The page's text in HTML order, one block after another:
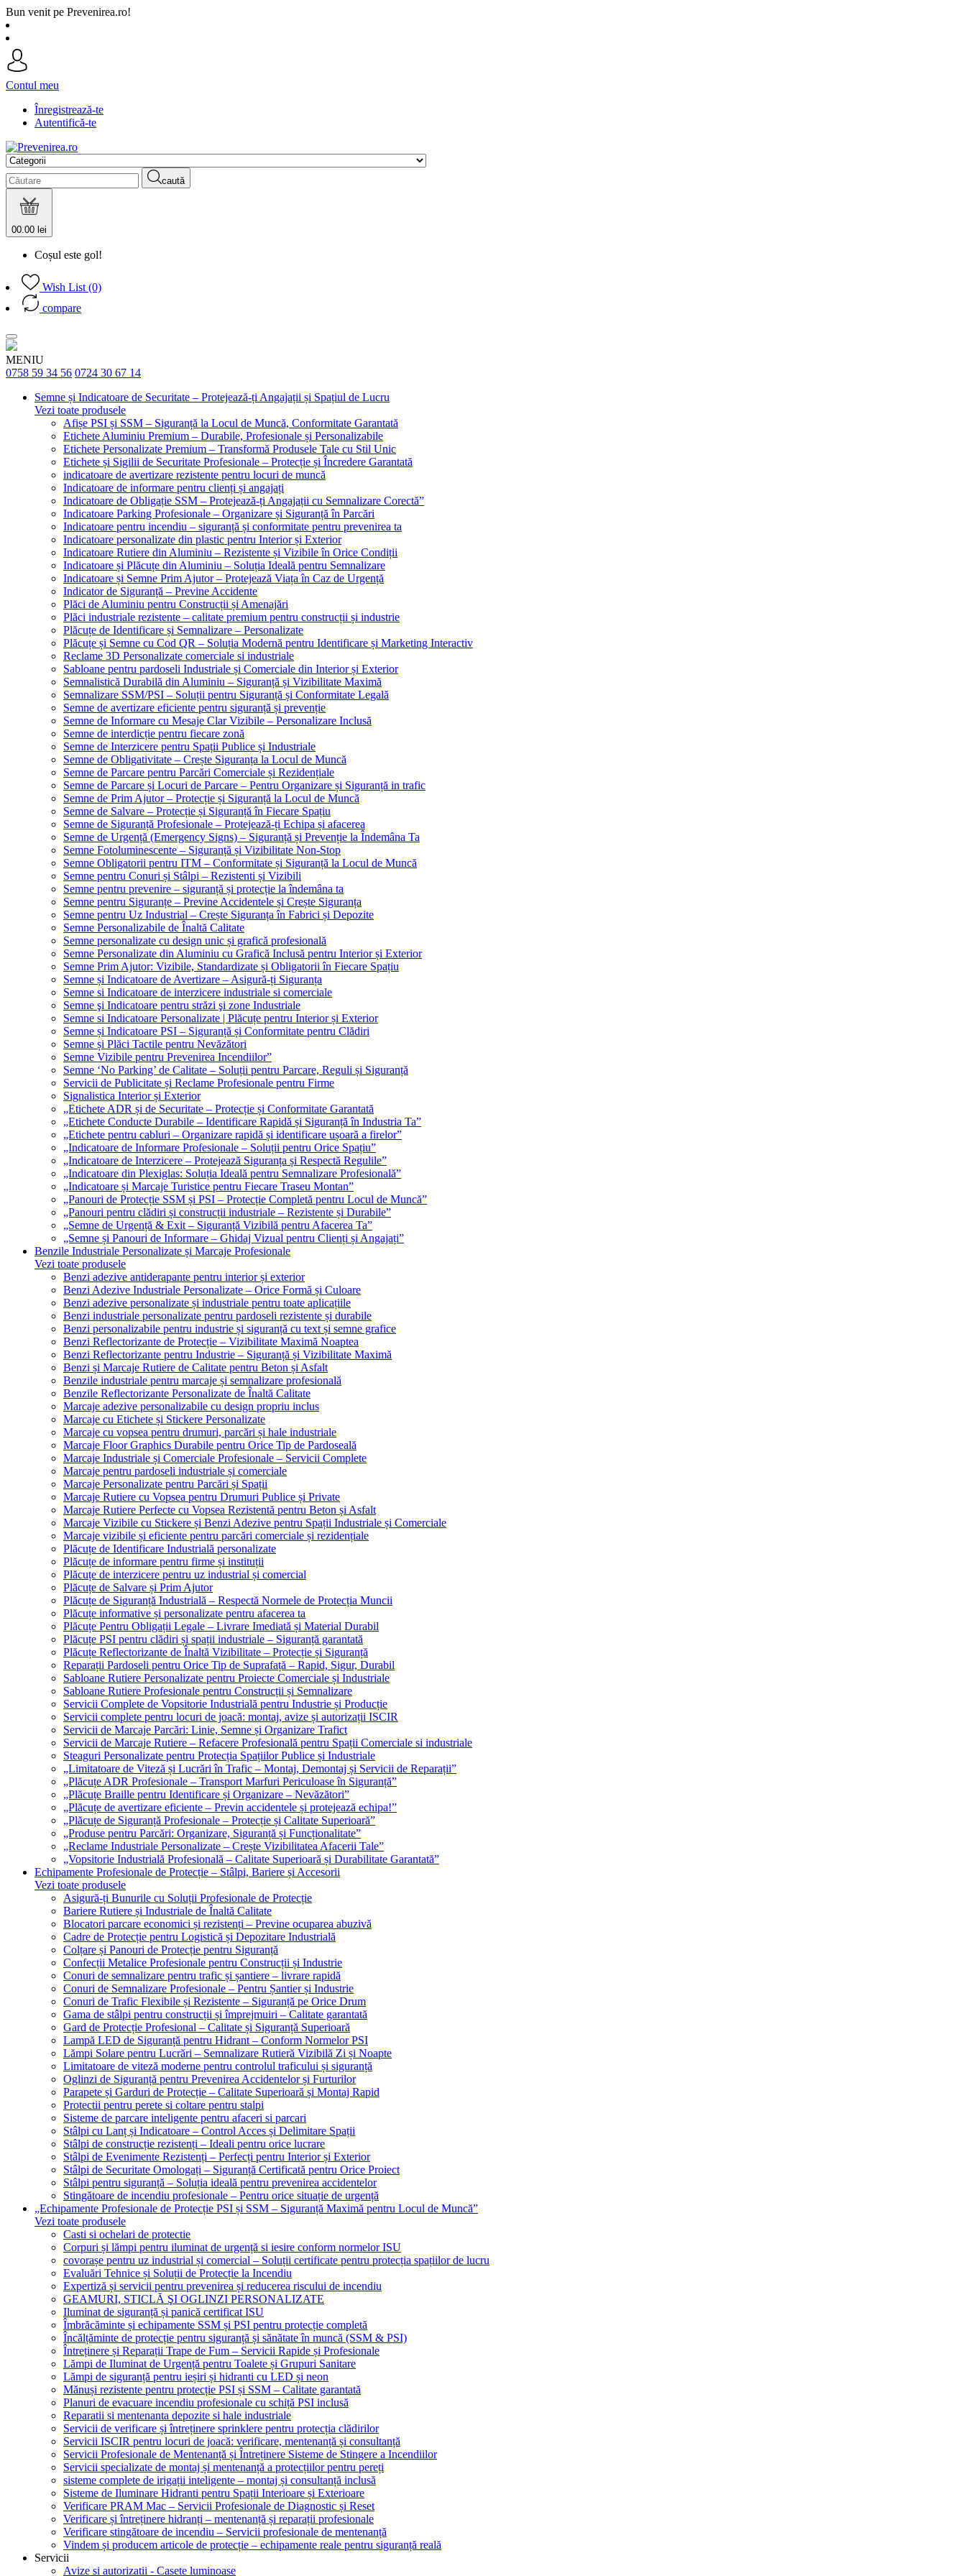
Bun venit pe Prevenirea.ro!
Contul meu
Înregistrează-te
Autentifică-te
caută
00.00 lei
Coșul este gol!
Wish List (0)
compare
MENIU
0758 59 34 56 0724 30 67 14
Semne și Indicatoare de Securitate – Protejează-ți Angajații și Spațiul de Lucru
Vezi toate produsele
Afișe PSI și SSM – Siguranță la Locul de Muncă, Conformitate Garantată
Etichete Aluminiu Premium – Durabile, Profesionale și Personalizabile
Etichete Personalizate Premium – Transformă Produsele Tale cu Stil Unic
Etichete și Sigilii de Securitate Profesionale – Protecție și Încredere Garantată
indicatoare de avertizare rezistente pentru locuri de muncă
Indicatoare de informare pentru clienți și angajați
Indicatoare de Obligație SSM – Protejează-ți Angajații cu Semnalizare Corectă”
Indicatoare Parking Profesionale – Organizare și Siguranță în Parcări
Indicatoare pentru incendiu – siguranță și conformitate pentru prevenirea ta
Indicatoare personalizate din plastic pentru Interior și Exterior
Indicatoare Rutiere din Aluminiu – Rezistente și Vizibile în Orice Condiții
Indicatoare și Plăcuțe din Aluminiu – Soluția Ideală pentru Semnalizare
Indicatoare și Semne Prim Ajutor – Protejează Viața în Caz de Urgență
Indicator de Siguranță – Previne Accidente
Plăci de Aluminiu pentru Construcții și Amenajări
Plăci industriale rezistente – calitate premium pentru construcții și industrie
Plăcuțe de Identificare și Semnalizare – Personalizate
Plăcuțe și Semne cu Cod QR – Soluția Modernă pentru Identificare și Marketing Interactiv
Reclame 3D Personalizate comerciale si industriale
Sabloane pentru pardoseli Industriale și Comerciale din Interior și Exterior
Semnalistică Durabilă din Aluminiu – Siguranță și Vizibilitate Maximă
Semnalizare SSM/PSI – Soluții pentru Siguranță și Conformitate Legală
Semne de avertizare eficiente pentru siguranță și prevenție
Semne de Informare cu Mesaje Clar Vizibile – Personalizare Inclusă
Semne de interdicție pentru fiecare zonă
Semne de Interzicere pentru Spații Publice și Industriale
Semne de Obligativitate – Crește Siguranța la Locul de Muncă
Semne de Parcare pentru Parcări Comerciale și Rezidențiale
Semne de Parcare și Locuri de Parcare – Pentru Organizare și Siguranță in trafic
Semne de Prim Ajutor – Protecție și Siguranță la Locul de Muncă
Semne de Salvare – Protecție și Siguranță în Fiecare Spațiu
Semne de Siguranță Profesionale – Protejează-ți Echipa și afacerea
Semne de Urgență (Emergency Signs) – Siguranță și Prevenție la Îndemâna Ta
Semne Fotoluminescente – Siguranță și Vizibilitate Non-Stop
Semne Obligatorii pentru ITM – Conformitate și Siguranță la Locul de Muncă
Semne pentru Conuri și Stâlpi – Rezistenti și Vizibili
Semne pentru prevenire – siguranță și protecție la îndemâna ta
Semne pentru Siguranțe – Previne Accidentele și Crește Siguranța
Semne pentru Uz Industrial – Crește Siguranța în Fabrici și Depozite
Semne Personalizabile de Înaltă Calitate
Semne personalizate cu design unic și grafică profesională
Semne Personalizate din Aluminiu cu Grafică Inclusă pentru Interior și Exterior
Semne Prim Ajutor: Vizibile, Standardizate și Obligatorii în Fiecare Spațiu
Semne și Indicatoare de Avertizare – Asigură-ți Siguranța
Semne si Indicatoare de interzicere industriale si comerciale
Semne şi Indicatoare pentru străzi şi zone Industriale
Semne si Indicatoare Personalizate | Plăcuțe pentru Interior și Exterior
Semne și Indicatoare PSI – Siguranță și Conformitate pentru Clădiri
Semne și Plăci Tactile pentru Nevăzători
Semne Vizibile pentru Prevenirea Incendiilor”
Semne ‘No Parking’ de Calitate – Soluții pentru Parcare, Reguli și Siguranță
Servicii de Publicitate și Reclame Profesionale pentru Firme
Signalistica Interior și Exterior
„Etichete ADR și de Securitate – Protecție și Conformitate Garantată
„Etichete Conducte Durabile – Identificare Rapidă și Siguranță în Industria Ta”
„Etichete pentru cabluri – Organizare rapidă și identificare ușoară a firelor”
„Indicatoare de Informare Profesionale – Soluții pentru Orice Spațiu”
„Indicatoare de Interzicere – Protejează Siguranța și Respectă Regulile”
„Indicatoare din Plexiglas: Soluția Ideală pentru Semnalizare Profesională”
„Indicatoare și Marcaje Turistice pentru Fiecare Traseu Montan”
„Panouri de Protecție SSM și PSI – Protecție Completă pentru Locul de Muncă”
„Panouri pentru clădiri și construcții industriale – Rezistente și Durabile”
„Semne de Urgență & Exit – Siguranță Vizibilă pentru Afacerea Ta”
„Semne și Panouri de Informare – Ghidaj Vizual pentru Clienți și Angajați”
Benzile Industriale Personalizate și Marcaje Profesionale
Vezi toate produsele
Benzi adezive antiderapante pentru interior și exterior
Benzi Adezive Industriale Personalizate – Orice Formă și Culoare
Benzi adezive personalizate și industriale pentru toate aplicațiile
Benzi industriale personalizate pentru pardoseli rezistente și durabile
Benzi personalizabile pentru industrie și siguranță cu text și semne grafice
Benzi Reflectorizante de Protecție – Vizibilitate Maximă Noaptea
Benzi Reflectorizante pentru Industrie – Siguranță și Vizibilitate Maximă
Benzi și Marcaje Rutiere de Calitate pentru Beton și Asfalt
Benzile industriale pentru marcaje și semnalizare profesională
Benzile Reflectorizante Personalizate de Înaltă Calitate
Marcaje adezive personalizabile cu design propriu inclus
Marcaje cu Etichete și Stickere Personalizate
Marcaje cu vopsea pentru drumuri, parcări și hale industriale
Marcaje Floor Graphics Durabile pentru Orice Tip de Pardoseală
Marcaje Industriale și Comerciale Profesionale – Servicii Complete
Marcaje pentru pardoseli industriale și comerciale
Marcaje Personalizate pentru Parcări și Spații
Marcaje Rutiere cu Vopsea pentru Drumuri Publice și Private
Marcaje Rutiere Perfecte cu Vopsea Rezistentă pentru Beton și Asfalt
Marcaje Vizibile cu Stickere și Benzi Adezive pentru Spații Industriale și Comerciale
Marcaje vizibile și eficiente pentru parcări comerciale și rezidențiale
Plăcuțe de Identificare Industrială personalizate
Plăcuțe de informare pentru firme și instituții
Plăcuțe de interzicere pentru uz industrial și comercial
Plăcuțe de Salvare și Prim Ajutor
Plăcuțe de Siguranță Industrială – Respectă Normele de Protecția Muncii
Plăcuțe informative și personalizate pentru afacerea ta
Plăcuțe Pentru Obligații Legale – Livrare Imediată și Material Durabil
Plăcuțe PSI pentru clădiri și spații industriale – Siguranță garantată
Plăcuțe Reflectorizante de Înaltă Vizibilitate – Protecție și Siguranță
Reparații Pardoseli pentru Orice Tip de Suprafață – Rapid, Sigur, Durabil
Sabloane Rutiere Personalizate pentru Proiecte Comerciale și Industriale
Sabloane Rutiere Profesionale pentru Construcții și Semnalizare
Servicii Complete de Vopsitorie Industrială pentru Industrie și Producție
Servicii complete pentru locuri de joacă: montaj, avize și autorizații ISCIR
Servicii de Marcaje Parcări: Linie, Semne și Organizare Trafict
Servicii de Marcaje Rutiere – Refacere Profesională pentru Spații Comerciale si industriale
Steaguri Personalizate pentru Protecția Spațiilor Publice și Industriale
„Limitatoare de Viteză și Lucrări în Trafic – Montaj, Demontaj și Servicii de Reparații”
„Plăcuțe ADR Profesionale – Transport Marfuri Periculoase în Siguranță”
„Plăcuțe Braille pentru Identificare și Organizare – Nevăzători”
„Plăcuțe de avertizare eficiente – Previn accidentele și protejează echipa!”
„Plăcuțe de Siguranță Profesionale – Protecție și Calitate Superioară”
„Produse pentru Parcări: Organizare, Siguranță și Funcționalitate”
„Reclame Industriale Personalizate – Crește Vizibilitatea Afacerii Tale”
„Vopsitorie Industrială Profesională – Calitate Superioară și Durabilitate Garantată”
Echipamente Profesionale de Protecție – Stâlpi, Bariere și Accesorii
Vezi toate produsele
Asigură-ți Bunurile cu Soluții Profesionale de Protecție
Bariere Rutiere și Industriale de Înaltă Calitate
Blocatori parcare economici și rezistenți – Previne ocuparea abuzivă
Cadre de Protecție pentru Logistică și Depozitare Industrială
Colțare și Panouri de Protecție pentru Siguranță
Confecții Metalice Profesionale pentru Construcții și Industrie
Conuri de semnalizare pentru trafic și șantiere – livrare rapidă
Conuri de Semnalizare Profesionale – Pentru Șantier și Industrie
Conuri de Trafic Flexibile și Rezistente – Siguranță pe Orice Drum
Gama de stâlpi pentru construcții și împrejmuiri – Calitate garantată
Gard de Protecție Profesional – Calitate și Siguranță Superioară
Lampă LED de Siguranță pentru Hidrant – Conform Normelor PSI
Lămpi Solare pentru Lucrări – Semnalizare Rutieră Vizibilă Zi și Noapte
Limitatoare de viteză moderne pentru controlul traficului și siguranță
Oglinzi de Siguranță pentru Prevenirea Accidentelor și Furturilor
Parapete și Garduri de Protecție – Calitate Superioară și Montaj Rapid
Protectii pentru perete si coltare pentru stalpi
Sisteme de parcare inteligente pentru afaceri si parcari
Stâlpi cu Lanț și Indicatoare – Control Acces și Delimitare Spații
Stâlpi de construcție rezistenți – Ideali pentru orice lucrare
Stâlpi de Evenimente Rezistenți – Perfecți pentru Interior și Exterior
Stâlpi de Securitate Omologați – Siguranță Certificată pentru Orice Proiect
Stâlpi pentru siguranță – Soluția ideală pentru prevenirea accidentelor
Stingătoare de incendiu profesionale – Pentru orice situație de urgență
„Echipamente Profesionale de Protecție PSI și SSM – Siguranță Maximă pentru Locul de Muncă”
Vezi toate produsele
Casti si ochelari de protectie
Corpuri și lămpi pentru iluminat de urgență si iesire conform normelor ISU
covorașe pentru uz industrial și comercial – Soluții certificate pentru protecția spațiilor de lucru
Evaluări Tehnice și Soluții de Protecție la Incendiu
Expertiză și servicii pentru prevenirea și reducerea riscului de incendiu
GEAMURI, STICLĂ ŞI OGLINZI PERSONALIZATE
Iluminat de siguranță și panică certificat ISU
Îmbrăcăminte și echipamente SSM și PSI pentru protecție completă
Încălțăminte de protecție pentru siguranță și sănătate în muncă (SSM & PSI)
Întreținere și Reparații Trape de Fum – Servicii Rapide și Profesionale
Lămpi de Iluminat de Urgență pentru Toalete și Grupuri Sanitare
Lămpi de siguranță pentru ieșiri și hidranti cu LED și neon
Mănuși rezistente pentru protecție PSI și SSM – Calitate garantată
Planuri de evacuare incendiu profesionale cu schiță PSI inclusă
Reparatii si mentenanta depozite si hale industriale
Servicii de verificare și întreținere sprinklere pentru protecția clădirilor
Servicii ISCIR pentru locuri de joacă: verificare, mentenanță și consultanță
Servicii Profesionale de Mentenanță și Întreținere Sisteme de Stingere a Incendiilor
Servicii specializate de montaj și mentenanță a protecțiilor pentru pereți
sisteme complete de irigații inteligente – montaj și consultanță inclusă
Sisteme de Iluminare Hidranti pentru Spații Interioare și Exterioare
Verificare PRAM Mac – Servicii Profesionale de Diagnostic și Reset
Verificare și întreținere hidranți – mentenanță și reparații profesionale
Verificare stingătoare de incendiu – Servicii profesionale de mentenanță
Vindem și producem articole de protecție – echipamente reale pentru siguranță reală
Servicii
Avize si autorizatii - Casete luminoase